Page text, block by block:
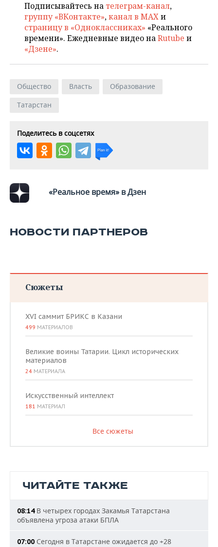
Подписывайтесь на телеграм-канал,
группу «ВКонтакте»,канал в MAXи
страницу в «Одноклассниках» «Реального
времени». Ежедневные видео наRutube и
«Дзене».
Общество Власть
Образование
Татарстан
Поделитесь в соцсетях
«Реальное время» в Дзен
НОВОСТИ ПАРТНЕРОВ
Сюжеты
XVI саммит БРИКС в Казани
499 МАТЕРИАЛОВ
Великие воины Татарии. Цикл исторических
материалов
24 МАТЕРИАЛА
Искусственный интеллект
181 МАТЕРИАЛ
Все сюжеты
ЧИТАЙТЕ ТАКЖЕ
08:14В четырех городах Закамья Татарстана
объявлена угроза атаки БПЛА
07:00 Сегодня в Татарстане ожидается до +28